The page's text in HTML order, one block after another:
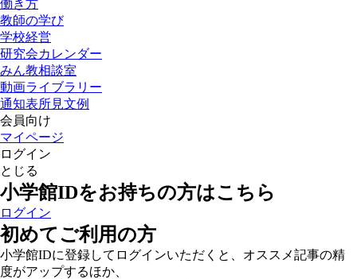
働き方
教師の学び
学校経営
研究会カレンダー
みん教相談室
動画ライブラリー
通知表所見文例
会員向け
マイページ
ログイン
とじる
小学館IDをお持ちの方はこちら
ログイン
初めてご利用の方
小学館IDに登録してログインいただくと、オススメ記事の精
度がアップするほか、